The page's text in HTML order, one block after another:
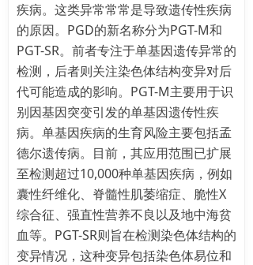
疾病。这类异常常常是导致遗传性疾病
的原因。PGD的新名称分为PGT-M和
PGT-SR。前者专注于单基因遗传异常的
检测，后者则关注染色体结构变异对后
代可能造成的影响。PGT-M主要用于识
别因基因突变引发的单基因遗传性疾
病。单基因疾病的生育风险主要包括孟
德尔遗传病。目前，其应用范围已扩展
至检测超过10,000种单基因疾病，例如
囊性纤维化、脊髓性肌萎缩症、脆性X
综合征、强直性营养不良以及地中海贫
血等。PGT-SR则旨在检测染色体结构的
变异情况，这种变异包括染色体易位和